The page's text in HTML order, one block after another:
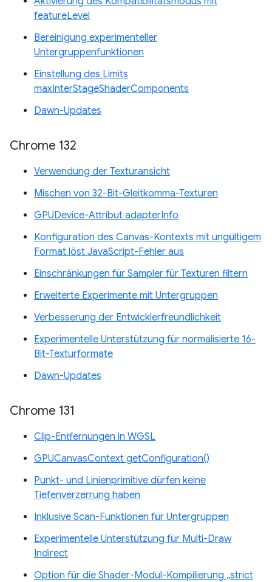
featureLevel
Bereinigung experimenteller
Untergruppenfunktionen
Einstellung des Limits
maxInterStageShaderComponents
Dawn-Updates
Chrome 132
Verwendung der Texturansicht
Mischen von 32-Bit-Gleitkomma-Texturen
GPUDevice-Attribut adapterInfo
Konfiguration des Canvas-Kontexts mit ungültigem
Format löst JavaScript-Fehler aus
Einschränkungen für Sampler für Texturen filtern
Erweiterte Experimente mit Untergruppen
Verbesserung der Entwicklerfreundlichkeit
Experimentelle Unterstützung für normalisierte 16-
Bit-Texturformate
Dawn-Updates
Chrome 131
Clip-Entfernungen in WGSL
GPUCanvasContext getConfiguration()
Punkt- und Linienprimitive dürfen keine
Tiefenverzerrung haben
Inklusive Scan-Funktionen für Untergruppen
Experimentelle Unterstützung für Multi-Draw
Indirect
Option für die Shader-Modul-Kompilierung „strict